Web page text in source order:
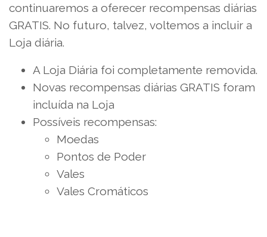
continuaremos a oferecer recompensas diárias
GRATIS. No futuro, talvez, voltemos a incluir a
Loja diária.
A Loja Diária foi completamente removida.
Novas recompensas diárias GRATIS foram
incluída na Loja
Possíveis recompensas:
Moedas
Pontos de Poder
Vales
Vales Cromáticos